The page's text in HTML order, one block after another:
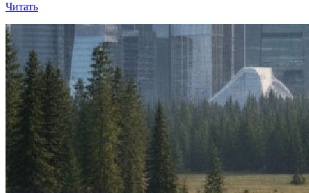
Читать